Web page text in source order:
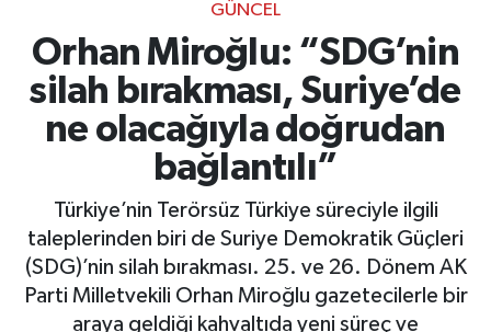
GÜNCEL
Orhan Miroğlu: “SDG’nin
silah bırakması, Suriye’de
ne olacağıyla doğrudan
bağlantılı”
Türkiye’nin Terörsüz Türkiye süreciyle ilgili
taleplerinden biri de Suriye Demokratik Güçleri
(SDG)’nin silah bırakması. 25. ve 26. Dönem AK
Parti Milletvekili Orhan Miroğlu gazetecilerle bir
araya geldiği kahvaltıda yeni süreç ve